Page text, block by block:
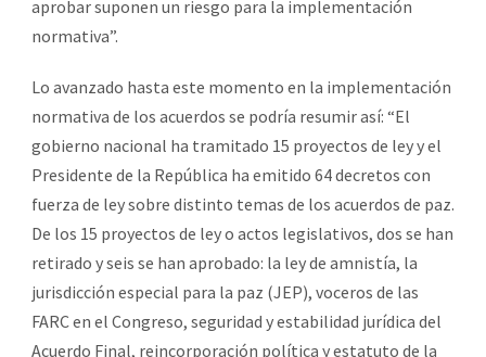
aprobar suponen un riesgo para la implementación
normativa”.
Lo avanzado hasta este momento en la implementación
normativa de los acuerdos se podría resumir así: “El
gobierno nacional ha tramitado 15 proyectos de ley y el
Presidente de la República ha emitido 64 decretos con
fuerza de ley sobre distinto temas de los acuerdos de paz.
De los 15 proyectos de ley o actos legislativos, dos se han
retirado y seis se han aprobado: la ley de amnistía, la
jurisdicción especial para la paz (JEP), voceros de las
FARC en el Congreso, seguridad y estabilidad jurídica del
Acuerdo Final, reincorporación política y estatuto de la